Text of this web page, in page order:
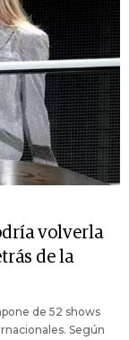
volverla
de la
de 52 shows
Según